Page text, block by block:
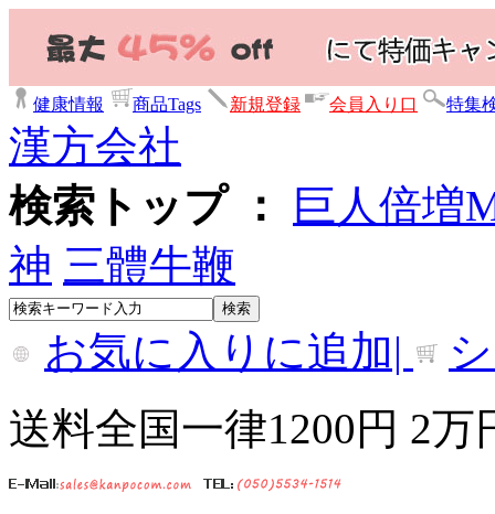
健康情報 商品Tags 新規登録 会員入り口 特集
漢方会社
検索トップ ：
巨人倍増
神 三體牛鞭
お気に入りに追加|
送料全国一律1200円 2